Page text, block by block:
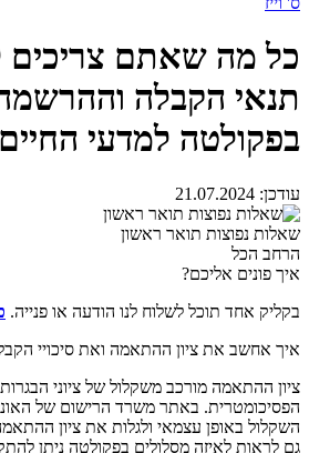
כל מה שאתם צריכים
תנאי הקבלה
בפקולטה למדעי החיים
עודכן: 21.07.2024
שאלות נפוצות תואר ראשון
הרחב הכל
איך פונים אליכם?
בקליק אחד תוכל לשלוח לנו הודעה או פנייה.
איך אחשב את ציון ההתאמה ואת סיכויי
ציון ההתאמה מורכב משקלול של ציוני הבגרות
הפסיכומטרית. באתר משרד הרישום של
השקלול באופן עצמאי ולגלות את ציון
גם לראות לאיזה מסלולים בפקולטה ניתן